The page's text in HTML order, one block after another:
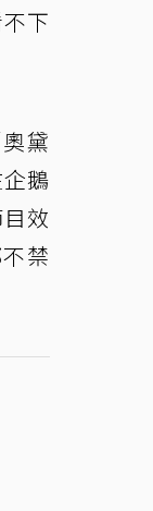
下
黛
鵝
效
禁